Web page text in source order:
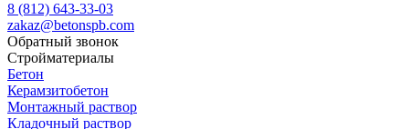
8 (812) 643-33-03
zakaz@betonspb.com
Обратный звонок
Стройматериалы
Бетон
Керамзитобетон
Монтажный раствор
Кладочный раствор